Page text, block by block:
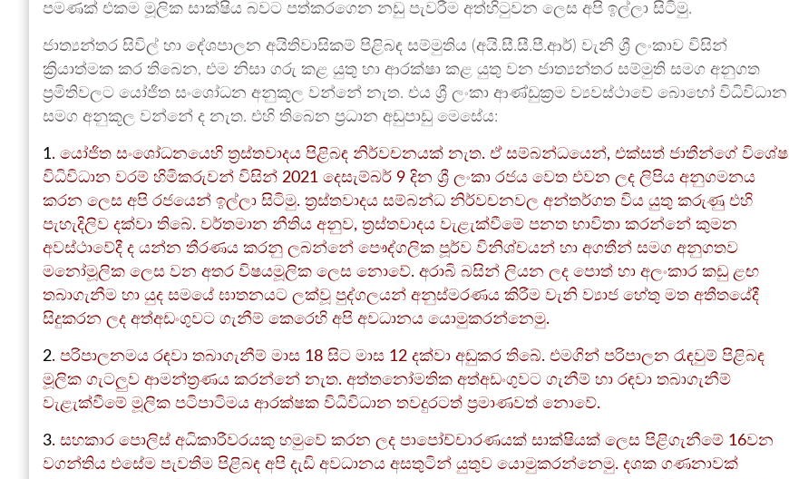
පමණක් එකම මූලික සාක්ෂිය බවට පත්කරගෙන නඩු පැවරීම අත්හිටුවන ලෙස අපි ඉල්ලා සිටිමු.
ජාත්‍යන්තර සිවිල් හා දේශපාලන අයිතිවාසිකම් පිළිබඳ සම්මුතිය (අයි.සී.සී.පී.ආර්) වැනි ශ්‍රී ලංකාව විසින්
ක්‍රියාත්මක කර තිබෙන, එම නිසා ගරු කළ යුතු හා ආරක්ෂා කළ යුතු වන ජාත්‍යන්තර සම්මුති සමග අනුගත
ප්‍රමිතිවලට යෝජිත සංශෝධන අනුකූල වන්නේ නැත. එය ශ්‍රී ලංකා ආණ්ඩුක්‍රම ව්‍යවස්ථාවේ බොහෝ විධිවිධාන
සමග අනුකූල වන්නේ ද නැත. එහි තිබෙන ප්‍රධාන අඩුපාඩු මෙසේය:
1. යෝජිත සංශෝධනයෙහි ත්‍රස්තවාදය පිළිබඳ නිර්වචනයක් නැත. ඒ සම්බන්ධයෙන්, එක්සත් ජාතීන්ගේ විශේෂ
විධිවිධාන වරම් හිමිකරුවන් විසින් 2021 දෙසැම්බර් 9 දින ශ්‍රී ලංකා රජය වෙත එවන ලද ලිපිය අනුගමනය
කරන ලෙස අපි රජයෙන් ඉල්ලා සිටිමු. ත්‍රස්තවාදය සම්බන්ධ නිර්වචනවල අන්තර්ගත විය යුතු කරුණු එහි
පැහැදිලිව දක්වා තිබේ. වර්තමාන නීතිය අනුව, ත්‍රස්තවාදය වැළැක්වීමේ පනත භාවිතා කරන්නේ කුමන
අවස්ථාවේදී ද යන්න තීරණය කරනු ලබන්නේ පෞද්ගලික පූර්ව විනිශ්චයන් හා අගතීන් සමග අනුගතව
මනෝමූලික ලෙස වන අතර විෂයමූලික ලෙස නොවේ. අරාබි බසින් ලියන ලද පොත් හා අලංකාර කඩු ළඟ
තබාගැනීම හා යුද සමයේ ඝාතනයට ලක්වූ පුද්ගලයන් අනුස්මරණය කිරීම වැනි ව්‍යාජ හේතු මත අතීතයේදී
සිදුකරන ලද අත්අඩංගුවට ගැනීම් කෙරෙහි අපි අවධානය යොමුකරන්නෙමු.
2. පරිපාලනමය රඳවා තබාගැනීම් මාස 18 සිට මාස 12 දක්වා අඩුකර තිබේ. එමගින් පරිපාලන රැඳවුම් පිළිබඳ
මූලික ගැටලුව ආමන්ත්‍රණය කරන්නේ නැත. අත්තනෝමතික අත්අඩංගුවට ගැනීම් හා රඳවා තබාගැනීම්
වැළැක්වීමේ මූලික පටිපාටිමය ආරක්ෂක විධිවිධාන තවදුරටත් ප්‍රමාණවත් නොවේ.
3. සහකාර පොලිස් අධිකාරීවරයකු හමුවේ කරන ලද පාපෝච්චාරණයක් සාක්ෂියක් ලෙස පිළිගැනීමේ 16වන
වගන්තිය එසේම පැවතීම පිළිබඳ අපි දැඩි අවධානය අසතුටින් යුතුව යොමුකරන්නෙමු. දශක ගණනාවක්